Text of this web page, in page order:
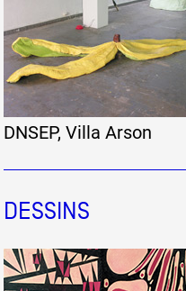
DNSEP, Villa Arson
DESSINS